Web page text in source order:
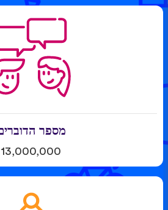
מספר
13,000,000